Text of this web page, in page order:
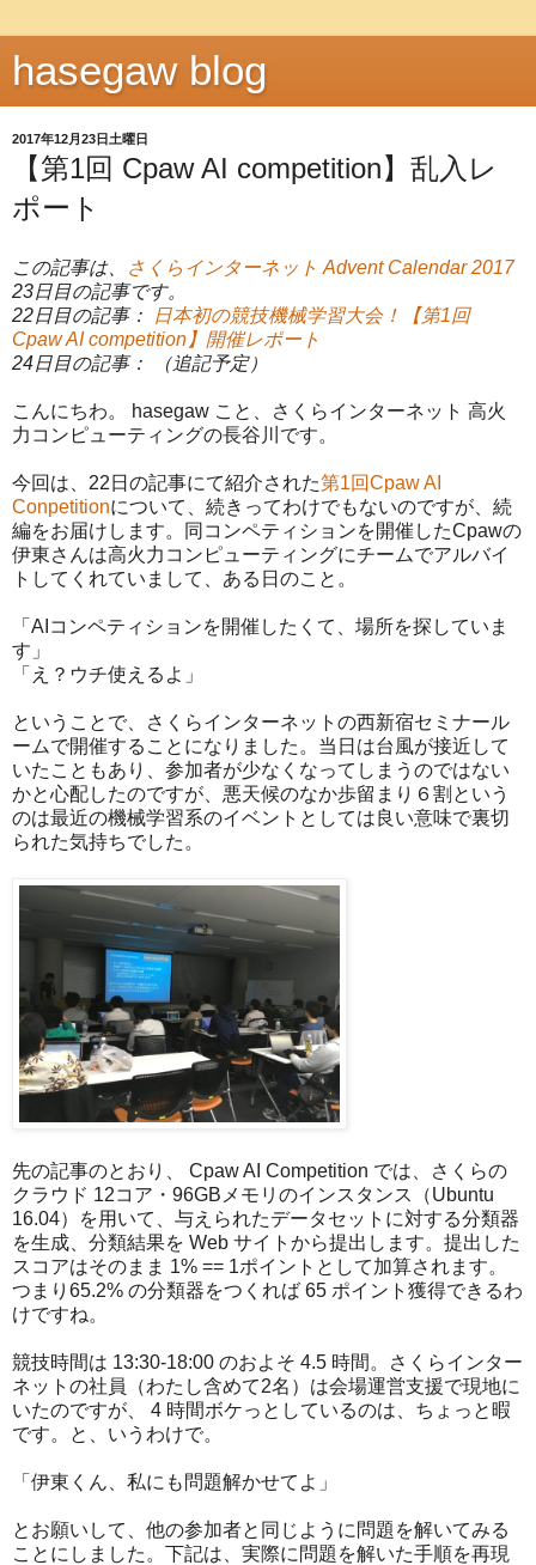
hasegaw blog
2017年12月23日土曜日
【第1回 Cpaw AI competition】乱入レ
ポート
この記事は、
さくらインターネット Advent Calendar 2017
23日目の記事です。
22日目の記事：
日本初の競技機械学習大会！【第1回
Cpaw AI competition】開催レポート
24日目の記事： （追記予定）
こんにちわ。 hasegaw こと、さくらインターネット 高火
力コンピューティングの長谷川です。
今回は、22日の記事にて紹介された第1回Cpaw AI
Conpetitionについて、続きってわけでもないのですが、続
編をお届けします。同コンペティションを開催したCpawの
伊東さんは高火力コンピューティングにチームでアルバイ
トしてくれていまして、ある日のこと。
「AIコンペティションを開催したくて、場所を探していま
す」
「え？ウチ使えるよ」
ということで、さくらインターネットの西新宿セミナール
ームで開催することになりました。当日は台風が接近して
いたこともあり、参加者が少なくなってしまうのではない
かと心配したのですが、悪天候のなか歩留まり６割という
のは最近の機械学習系のイベントとしては良い意味で裏切
られた気持ちでした。
先の記事のとおり、 Cpaw AI Competition では、さくらの
クラウド 12コア・96GBメモリのインスタンス（Ubuntu
16.04）を用いて、与えられたデータセットに対する分類器
を生成、分類結果を Web サイトから提出します。提出した
スコアはそのまま 1% == 1ポイントとして加算されます。
つまり65.2% の分類器をつくれば 65 ポイント獲得できるわ
けですね。
競技時間は 13:30-18:00 のおよそ 4.5 時間。さくらインター
ネットの社員（わたし含めて2名）は会場運営支援で現地に
いたのですが、 4 時間ボケっとしているのは、ちょっと暇
です。と、いうわけで。
「伊東くん、私にも問題解かせてよ」
とお願いして、他の参加者と同じように問題を解いてみる
ことにしました。下記は、実際に問題を解いた手順を再現